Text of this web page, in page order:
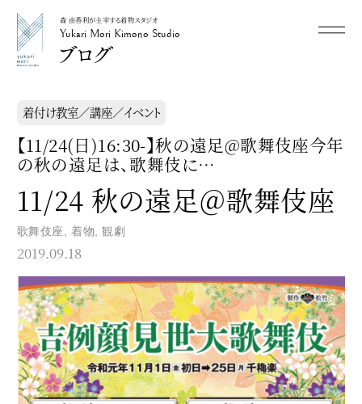
Yukari Mori Kimono Studio
森 由香利が主宰する着物スタジオ
Yukari Mori Kimono Studio メニュー
着付け教室／講座／イベント
【11/24(日)16:30-】秋の遠足@歌舞伎座今年
の秋の遠足は、歌舞伎に…
11/24 秋の遠足＠歌舞伎座
歌舞伎座 ,着物 ,観劇
2019.09.18